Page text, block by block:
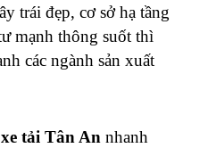
trái đẹp, cơ sở hạ tầng
mạnh thông suốt thì
các ngành sản xuất
tải Tân An nhanh